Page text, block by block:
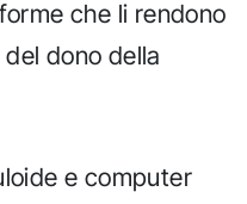
che li rendono
dono della
e computer